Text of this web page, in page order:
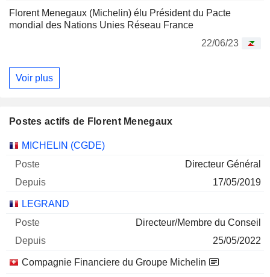
Florent Menegaux (Michelin) élu Président du Pacte
mondial des Nations Unies Réseau France
22/06/23
Voir plus
Postes actifs de Florent Menegaux
Sociétés Poste Début
MICHELIN (CGDE)
Directeur Général
17/05/2019
LEGRAND
Directeur/Membre du Conseil
25/05/2022
Compagnie Financiere du Groupe Michelin